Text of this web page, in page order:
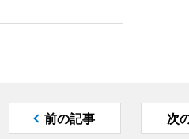
前の記事 次